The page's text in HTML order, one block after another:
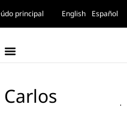
principal English Español